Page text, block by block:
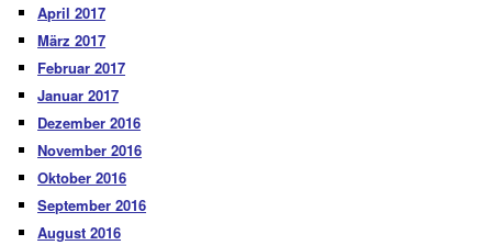
April 2017
März 2017
Februar 2017
Januar 2017
Dezember 2016
November 2016
Oktober 2016
September 2016
August 2016